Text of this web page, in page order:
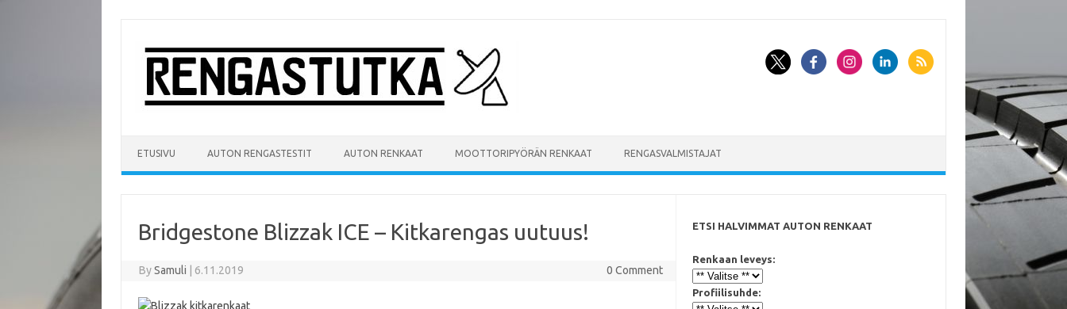
content
ETUSIVU AUTON RENGASTESTIT AUTON RENKAAT MOOTTORIPYÖRÄN RENKAAT RENGASVALMISTAJAT
Bridgestone Blizzak ICE – Kitkarengas uutuus!
BySamuli 6.11.2019 0 Comment
ETSI HALVIMMAT AUTON RENKAAT
Renkaan leveys:
Profiilisuhde: